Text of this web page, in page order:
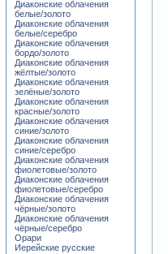
Диаконские облачения
белые/золото
Диаконские облачения
белые/серебро
Диаконские облачения
бордо/золото
Диаконские облачения
жёлтые/золото
Диаконские облачения
зелёные/золото
Диаконские облачения
красные/золото
Диаконские облачения
синие/золото
Диаконские облачения
синие/серебро
Диаконские облачения
фиолетовые/золото
Диаконские облачения
фиолетовые/серебро
Диаконские облачения
чёрные/золото
Диаконские облачения
чёрные/серебро
Орари
Иерейские русские